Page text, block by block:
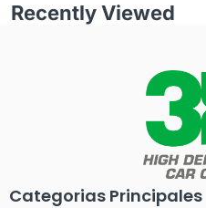
Recently Viewed
Categorias Principales